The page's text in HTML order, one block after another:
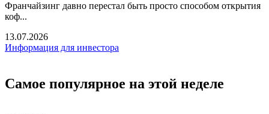
Франчайзинг давно перестал быть просто способом открытия
коф...
13.07.2026
Информация для инвестора
Самое популярное на этой неделе